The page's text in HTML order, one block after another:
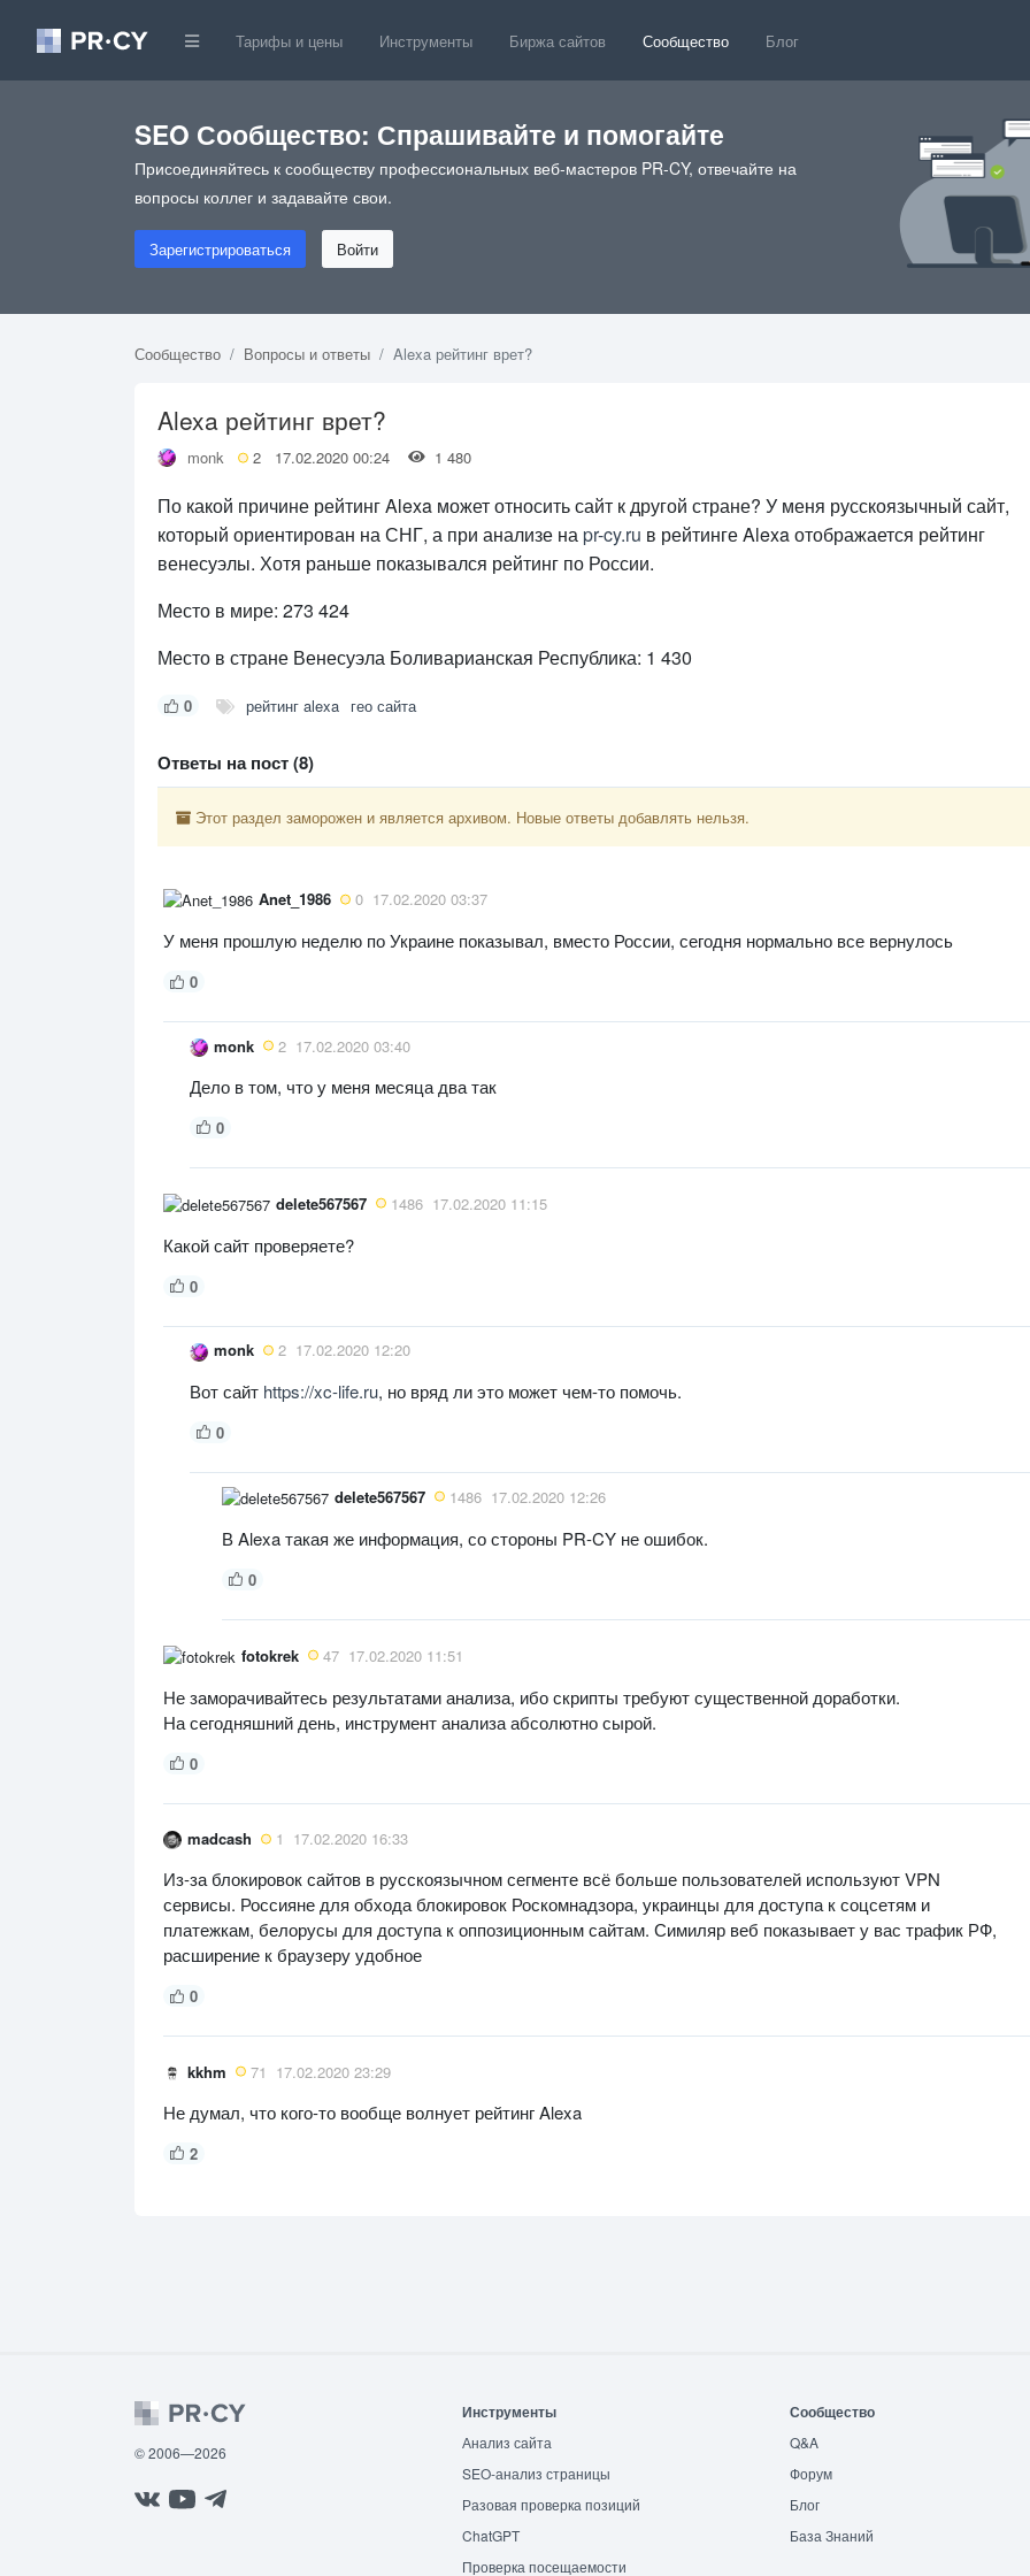
Тарифы и цены Инструменты Биржа сайтов Сообщество Блог
SEO Сообщество: Спрашивайте и помогайте
Присоединяйтесь к сообществу профессиональных веб-мастеров PR-CY, отвечайте на
вопросы коллег и задавайте свои.
Зарегистрироваться Войти
Сообщество Вопросы и ответы Alexa рейтинг врет?
Alexa рейтинг врет?
monk 2 17.02.2020 00:24 1 480
По какой причине рейтинг Alexa может относить сайт к другой стране? У меня русскоязычный сайт,
который ориентирован на СНГ, а при анализе наpr-cy.ru в рейтинге Alexa отображается рейтинг
венесуэлы. Хотя раньше показывался рейтинг по России.
Место в мире: 273 424
Место в стране Венесуэла Боливарианская Республика: 1 430
0 рейтинг alexa гео сайта
Ответы на пост (8)
Этот раздел заморожен и является архивом. Новые ответы добавлять нельзя.
Anet_1986 0 17.02.2020 03:37
У меня прошлую неделю по Украине показывал, вместо России, сегодня нормально все вернулось
0
monk 2 17.02.2020 03:40
Дело в том, что у меня месяца два так
0
delete567567 1486 17.02.2020 11:15
Какой сайт проверяете?
0
monk 2 17.02.2020 12:20
Вот сайт https://xc-life.ru, но вряд ли это может чем-то помочь.
0
delete567567 1486 17.02.2020 12:26
В Alexa такая же информация, со стороны PR-CY не ошибок.
0
fotokrek 47 17.02.2020 11:51
Не заморачивайтесь результатами анализа, ибо скрипты требуют существенной доработки.
На сегодняшний день, инструмент анализа абсолютно сырой.
0
madcash 1 17.02.2020 16:33
Из-за блокировок сайтов в русскоязычном сегменте всё больше пользователей используют VPN
сервисы. Россияне для обхода блокировок Роскомнадзора, украинцы для доступа к соцсетям и
платежкам, белорусы для доступа к оппозиционным сайтам. Симиляр веб показывает у вас трафик РФ,
расширение к браузеру удобное
0
kkhm 71 17.02.2020 23:29
Не думал, что кого-то вообще волнует рейтинг Alexa
2
© 2006—2026
Инструменты
Анализ сайта
SEO-анализ страницы
Разовая проверка позиций
ChatGPT
Проверка посещаемости
Сообщество
Q&A
Форум
Блог
База Знаний